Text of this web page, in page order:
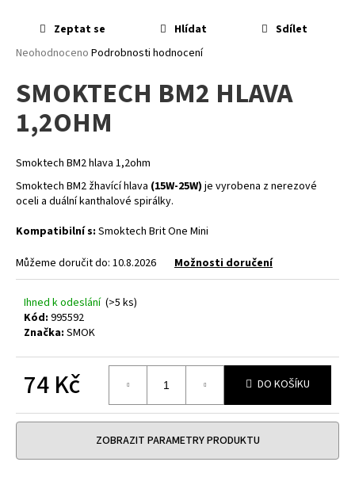
Průměrné
produktu
je
0,0
z
hvězdiček.
Neohodnoceno Podrobnosti hodnocení
SMOKTECH BM2 HLAVA
1,2OHM
Smoktech BM2 hlava 1,2ohm
Smoktech BM2 žhavící hlava (15W-25W) je vyrobena z nerezové
oceli a duální kanthalové spirálky.
Kompatibilní s: Smoktech Brit One Mini
Můžeme doručit do: 10.8.2026 Možnosti doručení
Ihned k odeslání (>5 ks)
Kód: 995592
Značka: SMOK
74 Kč
cena:
DO KOŠÍKU
ZOBRAZIT PARAMETRY PRODUKTU
Zeptat se Hlídat Sdílet
í
t
?
HLEDAT
D
o
o
č
e
m